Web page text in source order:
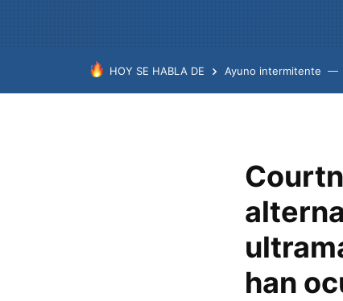
HOY SE HABLA DE Ayuno intermitente
han